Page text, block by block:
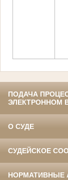
ПОДАЧА
ЭЛЕКТРОННОМ
О СУДЕ
СУДЕЙСКОЕ
НОРМАТИВНЫЕ